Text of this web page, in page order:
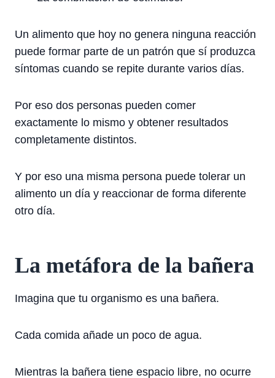
Un alimento que hoy no genera ninguna reacción
puede formar parte de un patrón que sí produzca
síntomas cuando se repite durante varios días.
Por eso dos personas pueden comer
exactamente lo mismo y obtener resultados
completamente distintos.
Y por eso una misma persona puede tolerar un
alimento un día y reaccionar de forma diferente
otro día.
La metáfora de la bañera
Imagina que tu organismo es una bañera.
Cada comida añade un poco de agua.
Mientras la bañera tiene espacio libre, no ocurre